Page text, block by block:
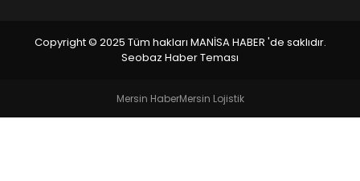
Copyright © 2025 Tüm hakları MANİSA HABER 'de saklıdır.
Seobaz Haber Teması
Mersin HaberMersin Lojistik